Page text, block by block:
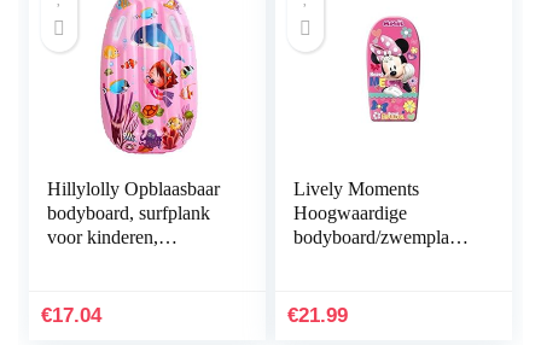
Hillylolly Opblaasbaar
bodyboard, surfplank
voor kinderen,
handgrepen, mini…
€17.04
Lively Moments
Hoogwaardige
bodyboard/zwemplank
Fabulous ca. 84 cm
€21.99